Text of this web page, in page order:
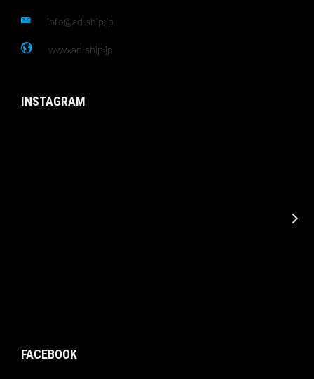
info@ad-ship.jp
www.ad-ship.jp
INSTAGRAM
FACEBOOK